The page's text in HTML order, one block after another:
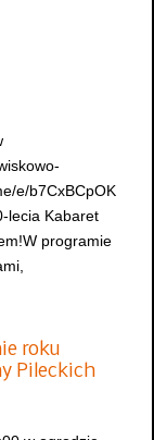
e/b7CxBCpOK
lecia Kabaret
programie
roku
Pileckich